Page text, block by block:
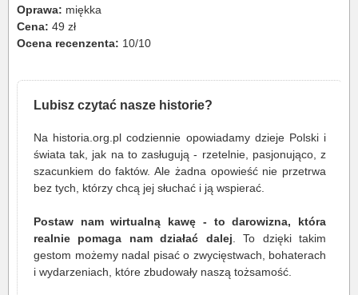
Oprawa: miękka
Cena: 49 zł
Ocena recenzenta: 10/10
Lubisz czytać nasze historie?
Na historia.org.pl codziennie opowiadamy dzieje Polski i
świata tak, jak na to zasługują - rzetelnie, pasjonująco, z
szacunkiem do faktów. Ale żadna opowieść nie przetrwa
bez tych, którzy chcą jej słuchać i ją wspierać.
Postaw nam wirtualną kawę - to darowizna, która
realnie pomaga nam działać dalej . To dzięki takim
gestom możemy nadal pisać o zwycięstwach, bohaterach
i wydarzeniach, które zbudowały naszą tożsamość.